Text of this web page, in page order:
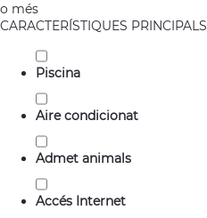
o més
CARACTERÍSTIQUES PRINCIPALS
Piscina
Aire condicionat
Admet animals
Accés Internet